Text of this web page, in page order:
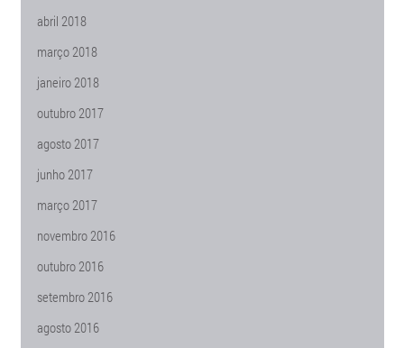
abril 2018
março 2018
janeiro 2018
outubro 2017
agosto 2017
junho 2017
março 2017
novembro 2016
outubro 2016
setembro 2016
agosto 2016